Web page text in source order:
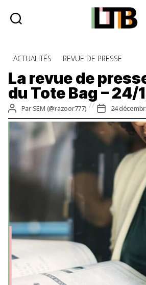
Bag
-
Média
Catégories
ACTUALITÉS REVUE DE PRESSE
La revue de
du Tote Bag – 24/
Auteur
de
l’article
ParSEM (@razoor777)
Date
de
l’article
24